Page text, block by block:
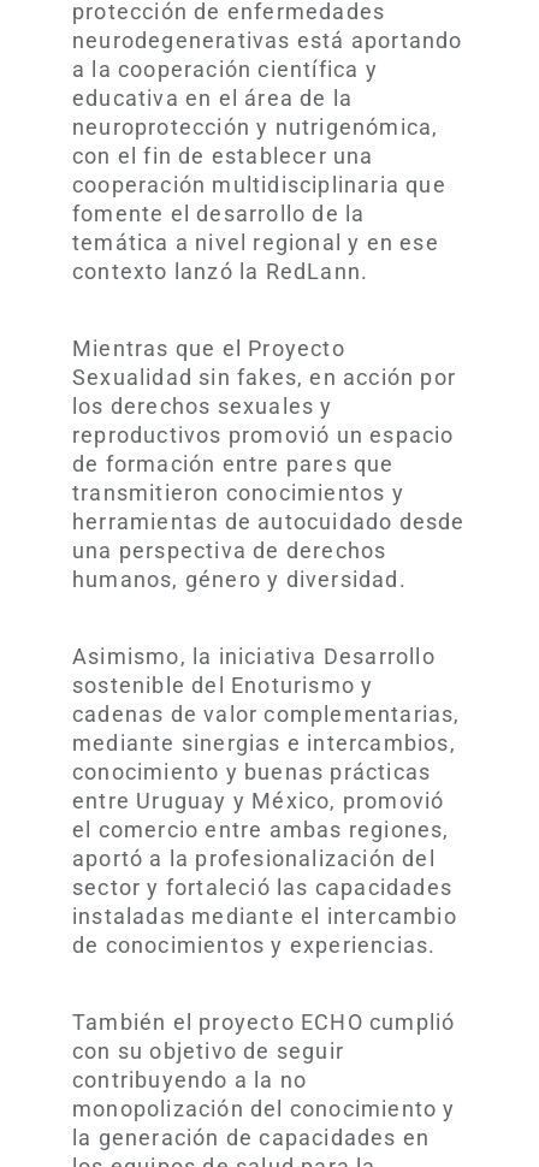
protección de enfermedades
neurodegenerativas está aportando
a la cooperación científica y
educativa en el área de la
neuroprotección y nutrigenómica,
con el fin de establecer una
cooperación multidisciplinaria que
fomente el desarrollo de la
temática a nivel regional y en ese
contexto lanzó la RedLann.
Mientras que el Proyecto
Sexualidad sin fakes, en acción por
los derechos sexuales y
reproductivos promovió un espacio
de formación entre pares que
transmitieron conocimientos y
herramientas de autocuidado desde
una perspectiva de derechos
humanos, género y diversidad.
Asimismo, la iniciativa Desarrollo
sostenible del Enoturismo y
cadenas de valor complementarias,
mediante sinergias e intercambios,
conocimiento y buenas prácticas
entre Uruguay y México, promovió
el comercio entre ambas regiones,
aportó a la profesionalización del
sector y fortaleció las capacidades
instaladas mediante el intercambio
de conocimientos y experiencias.
También el proyecto ECHO cumplió
con su objetivo de seguir
contribuyendo a la no
monopolización del conocimiento y
la generación de capacidades en